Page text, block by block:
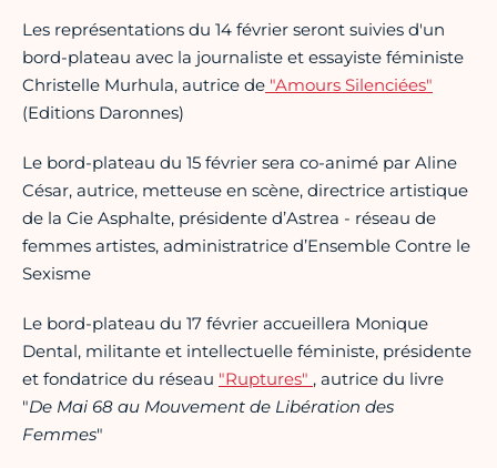
Les représentations du 14 février seront suivies d'un
bord-plateau avec la journaliste et essayiste féministe
Christelle Murhula, autrice de "Amours Silenciées"
(Editions Daronnes)
Le bord-plateau du 15 février sera co-animé par Aline
César, autrice, metteuse en scène, directrice artistique
de la Cie Asphalte, présidente d’Astrea - réseau de
femmes artistes, administratrice d’Ensemble Contre le
Sexisme
Le bord-plateau du 17 février accueillera Monique
Dental, militante et intellectuelle féministe, présidente
et fondatrice du réseau "Ruptures" , autrice du livre
"De Mai 68 au Mouvement de Libération des
Femmes"